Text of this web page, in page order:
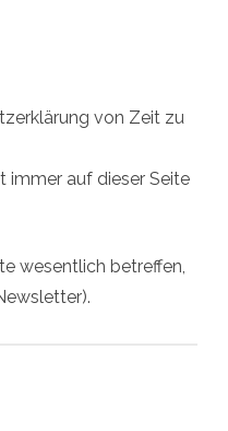
von Zeit zu
immer auf dieser Seite
wesentlich betreffen,